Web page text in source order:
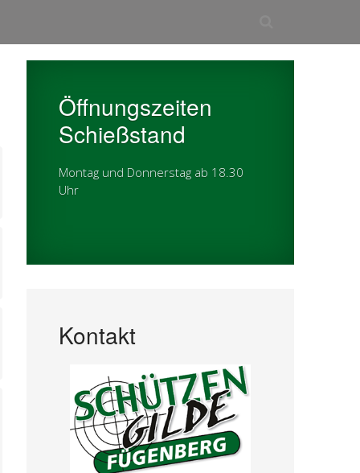
Öffnungszeiten
Schießstand
Montag und Donnerstag ab 18.30
Uhr
Kontakt